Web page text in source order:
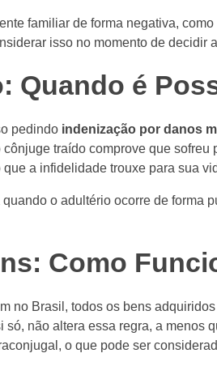
familiar de forma negativa,
isso no momento de decidir
Quando é
pedindo indenização por danos
traído comprove que sofreu
a infidelidade trouxe para sua
o adultério ocorre de forma
Como
no Brasil, todos os bens
não altera essa regra, a menos
o que pode ser